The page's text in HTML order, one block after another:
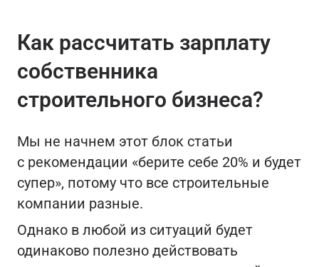
Как рассчитать зарплату
собственника
строительного бизнеса?
Мы не начнем этот блок статьи
с рекомендации «берите себе 20% и будет
супер», потому что все строительные
компании разные.
Однако в любой из ситуаций будет
одинаково полезно действовать